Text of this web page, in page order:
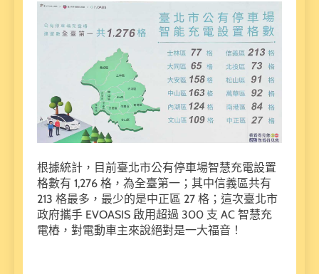
根據統計，目前臺北市公有停車場智慧充電設置
格數有 1,276 格，為全臺第一；其中信義區共有
213 格最多，最少的是中正區 27 格；這次臺北市
政府攜手 EVOASIS 啟用超過 300 支 AC 智慧充
電樁，對電動車主來說絕對是一大福音！